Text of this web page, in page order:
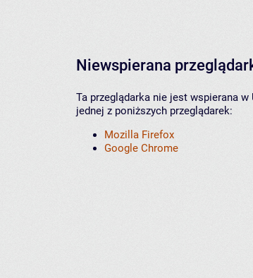
Niewspierana
Ta przeglądarka nie jest wspierana
jednej z poniższych przeglądarek:
Mozilla Firefox
Google Chrome